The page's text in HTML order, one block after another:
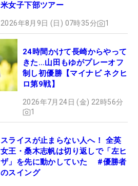
米女子下部ツアー
2026年8月9日 (日) 07時35分 1
24時間かけて長崎からやって
きた…山田もゆがプレーオフ
制し初優勝【マイナビ ネクヒ
ロ第9戦】
2026年7月24日 (金) 22時56分
1
スライスが止まらない人へ！ 全英
女王・桑木志帆は切り返しで「左ヒ
ザ」を先に動かしていた #優勝者
のスイング